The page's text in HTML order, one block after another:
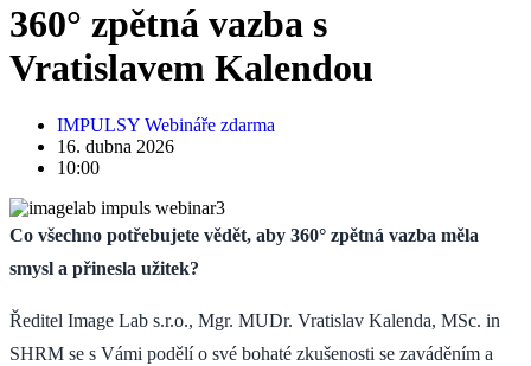
360° zpětná vazba s
Vratislavem Kalendou
IMPULSY Webináře zdarma
16. dubna 2026
10:00
Co všechno potřebujete vědět, aby 360° zpětná vazba měla
smysl a přinesla užitek?
Ředitel Image Lab s.r.o., Mgr. MUDr. Vratislav Kalenda, MSc. in
SHRM se s Vámi podělí o své bohaté zkušenosti se zaváděním a